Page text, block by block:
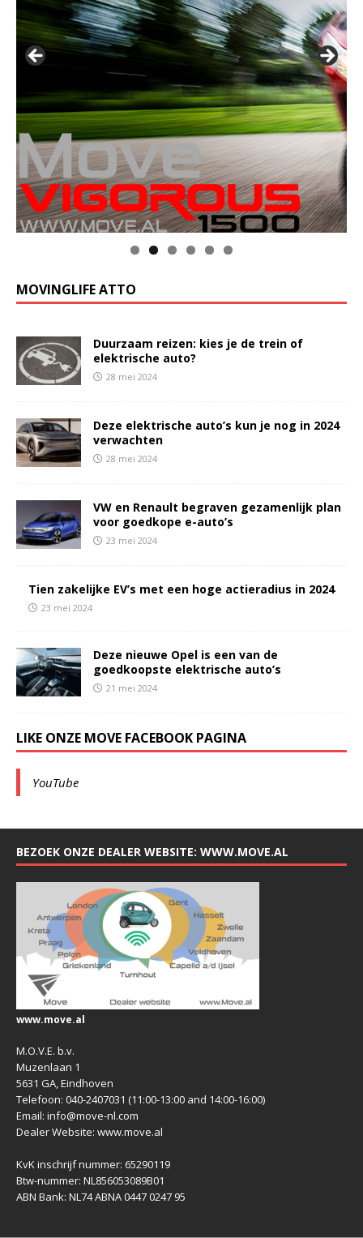
MOVINGLIFE ATTO
Duurzaam reizen: kies je de trein of
elektrische auto?
28 mei 2024
Deze elektrische auto’s kun je nog in 2024
verwachten
28 mei 2024
VW en Renault begraven gezamenlijk plan
voor goedkope e-auto’s
23 mei 2024
Tien zakelijke EV’s met een hoge actieradius in 2024
23 mei 2024
Deze nieuwe Opel is een van de
goedkoopste elektrische auto’s
21 mei 2024
LIKE ONZE MOVE FACEBOOK PAGINA
YouTube
BEZOEK ONZE DEALER WEBSITE: WWW.MOVE.AL
www.move.al
M.O.V.E. b.v.
Muzenlaan 1
5631 GA, Eindhoven
Telefoon: 040-2407031 (11:00-13:00 and 14:00-16:00)
Email: info@move-nl.com
Dealer Website: www.move.al
KvK inschrijf nummer: 65290119
Btw-nummer: NL856053089B01
ABN Bank: NL74 ABNA 0447 0247 95